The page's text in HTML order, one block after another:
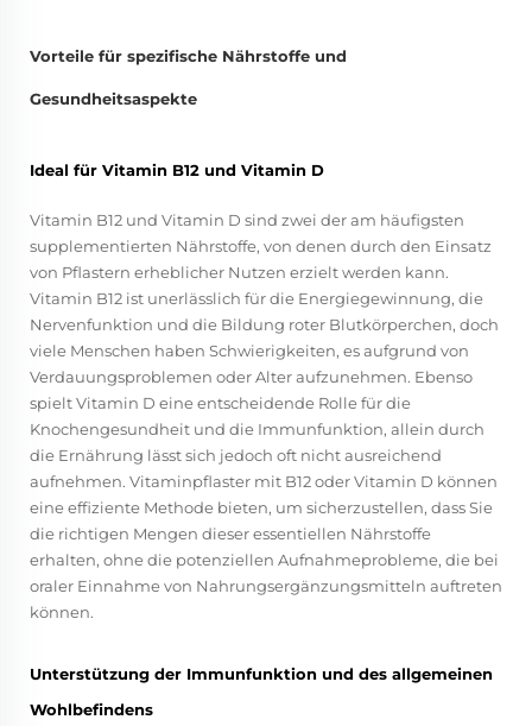
Vorteile für spezifische Nährstoffe und
Gesundheitsaspekte
Ideal für Vitamin B12 und Vitamin D
Vitamin B12 und Vitamin D sind zwei der am häufigsten
supplementierten Nährstoffe, von denen durch den Einsatz
von Pflastern erheblicher Nutzen erzielt werden kann.
Vitamin B12 ist unerlässlich für die Energiegewinnung, die
Nervenfunktion und die Bildung roter Blutkörperchen, doch
viele Menschen haben Schwierigkeiten, es aufgrund von
Verdauungsproblemen oder Alter aufzunehmen. Ebenso
spielt Vitamin D eine entscheidende Rolle für die
Knochengesundheit und die Immunfunktion, allein durch
die Ernährung lässt sich jedoch oft nicht ausreichend
aufnehmen. Vitaminpflaster mit B12 oder Vitamin D können
eine effiziente Methode bieten, um sicherzustellen, dass Sie
die richtigen Mengen dieser essentiellen Nährstoffe
erhalten, ohne die potenziellen Aufnahmeprobleme, die bei
oraler Einnahme von Nahrungsergänzungsmitteln auftreten
können.
Unterstützung der Immunfunktion und des allgemeinen
Wohlbefindens